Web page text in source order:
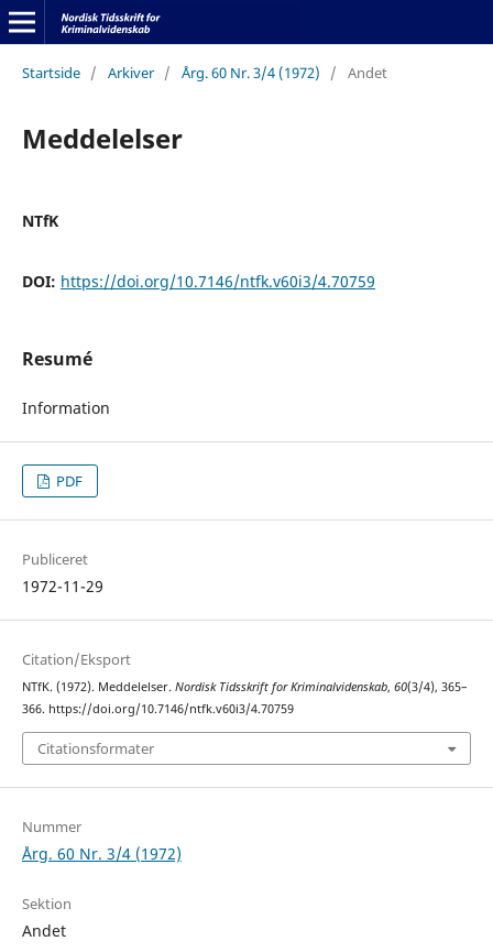
Startside / Arkiver / Årg. 60 Nr. 3/4 (1972) / Andet
Meddelelser
NTfK
DOI: https://doi.org/10.7146/ntfk.v60i3/4.70759
Resumé
Information
PDF
Publiceret
1972-11-29
Citation/Eksport
NTfK. (1972). Meddelelser. Nordisk Tidsskrift for Kriminalvidenskab, 60(3/4), 365–
366. https://doi.org/10.7146/ntfk.v60i3/4.70759
Citationsformater
Nummer
Årg. 60 Nr. 3/4 (1972)
Sektion
Andet